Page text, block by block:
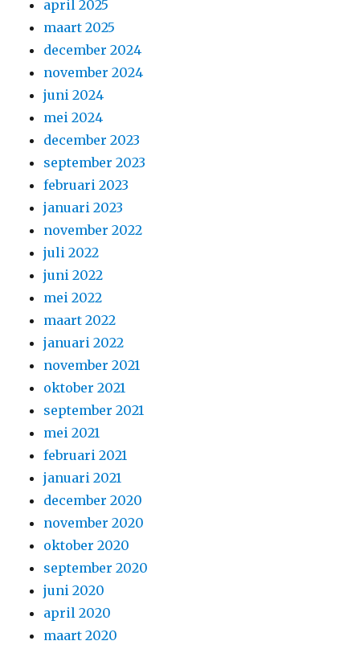
april 2025
maart 2025
december 2024
november 2024
juni 2024
mei 2024
december 2023
september 2023
februari 2023
januari 2023
november 2022
juli 2022
juni 2022
mei 2022
maart 2022
januari 2022
november 2021
oktober 2021
september 2021
mei 2021
februari 2021
januari 2021
december 2020
november 2020
oktober 2020
september 2020
juni 2020
april 2020
maart 2020